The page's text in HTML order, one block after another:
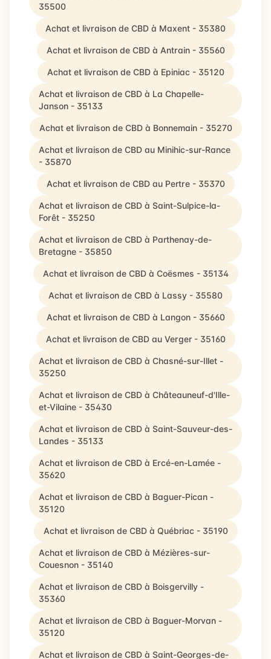
35500
Achat et livraison de CBD à Maxent - 35380
Achat et livraison de CBD à Antrain - 35560
Achat et livraison de CBD à Epiniac - 35120
Achat et livraison de CBD à La Chapelle-
Janson - 35133
Achat et livraison de CBD à Bonnemain - 35270
Achat et livraison de CBD au Minihic-sur-Rance
- 35870
Achat et livraison de CBD au Pertre - 35370
Achat et livraison de CBD à Saint-Sulpice-la-
Forêt - 35250
Achat et livraison de CBD à Parthenay-de-
Bretagne - 35850
Achat et livraison de CBD à Coësmes - 35134
Achat et livraison de CBD à Lassy - 35580
Achat et livraison de CBD à Langon - 35660
Achat et livraison de CBD au Verger - 35160
Achat et livraison de CBD à Chasné-sur-Illet -
35250
Achat et livraison de CBD à Châteauneuf-d'Ille-
et-Vilaine - 35430
Achat et livraison de CBD à Saint-Sauveur-des-
Landes - 35133
Achat et livraison de CBD à Ercé-en-Lamée -
35620
Achat et livraison de CBD à Baguer-Pican -
35120
Achat et livraison de CBD à Québriac - 35190
Achat et livraison de CBD à Mézières-sur-
Couesnon - 35140
Achat et livraison de CBD à Boisgervilly -
35360
Achat et livraison de CBD à Baguer-Morvan -
35120
Achat et livraison de CBD à Saint-Georges-de-